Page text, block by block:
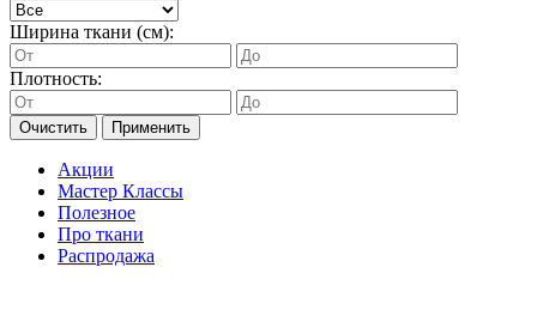
Ширина ткани (см):
Плотность:
Очистить Применить
Акции
Мастер Классы
Полезное
Про ткани
Распродажа